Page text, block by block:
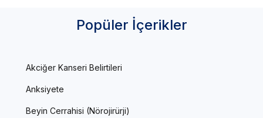
Popüler İçerikler
Akciğer Kanseri Belirtileri
Anksiyete
Beyin Cerrahisi (Nörojirürji)